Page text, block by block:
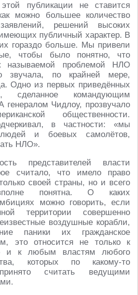
публикации не ставится
можно большее количество
решений высоких
публичный характер. В
гораздо больше. Мы привели
чтобы было понятно, что
называемой проблемой НЛО
звучала, по крайней мере,
Одно из первых приведённых
сделанное командующим
Чидлоу, прозвучало
общественности.
в частности: «мы
и боевых самолётов,
НЛО».
представителей власти
считало, что имело право
своей страны, но и всего
понятна. О каких
можно говорить, если
территории совершенно
воздушные корабли,
паники их гражданское
это относится не только к
и к любым властям любого
которых по какому-то
считать ведущими